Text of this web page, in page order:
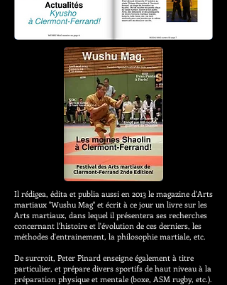
Il rédigea, édita et publia aussi en 2013 le magazine d'Arts
martiaux "Wushu Mag" et écrit à ce jour un livre sur les
Arts martiaux, dans lequel il présentera ses recherches
concernant l'histoire et l'évolution de ces derniers, les
méthodes d'entrainement, la philosophie martiale, etc.
De surcroit, Peter Pinard enseigne également à titre
particulier, et prépare divers sportifs de haut niveau à la
préparation physique et mentale (boxe, ASM rugby, etc.).